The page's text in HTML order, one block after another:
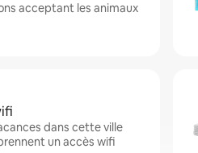
acceptant les animaux
dans cette ville
un accès wifi